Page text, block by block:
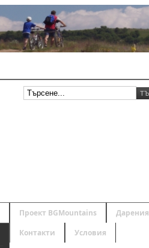
Проект BGMountains
Дарения
Контакти
Условия